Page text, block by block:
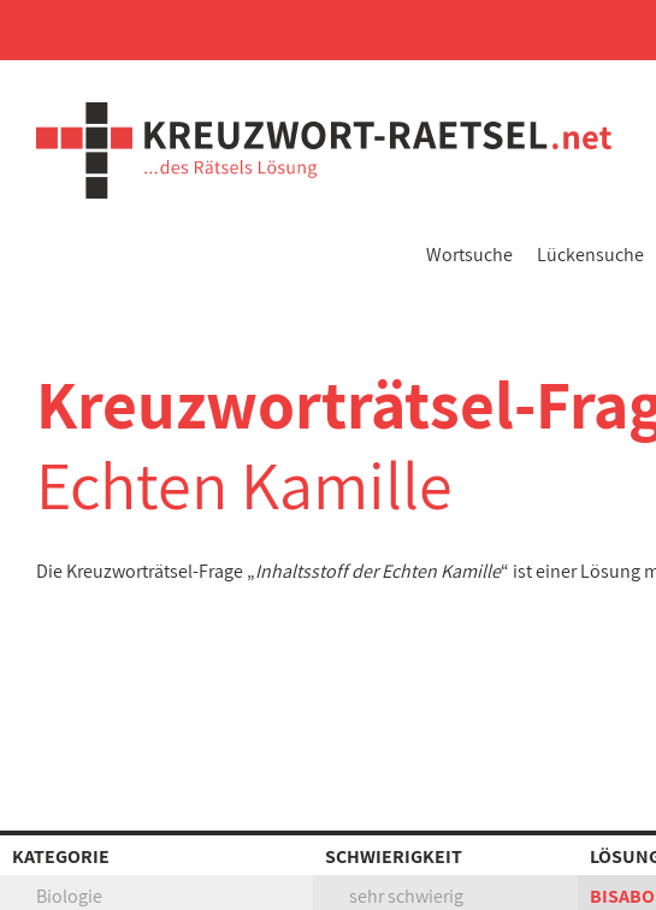
Wortsuche Lückensuche
Kreuzworträtsel-
Echten Kamille
Die Kreuzworträtsel-Frage „Inhaltsstoff der Echten Kamille“ ist einer Lösung
KATEGORIE SCHWIERIGKEIT
Biologie
sehr schwierig